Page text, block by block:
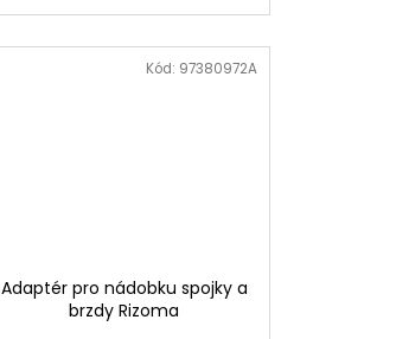
Adaptér pro nádobku spojky a
brzdy Rizoma
Kód: 97380972A